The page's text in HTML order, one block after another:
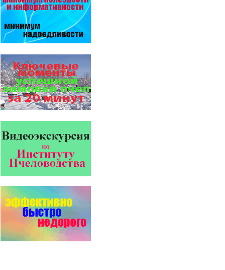
современное средство
для лечения варроатоза и
действует на два вида
клеща…
Препараты для лечения пчел
- это и высокая
эффективность, и безупречно
стабильные качество…
На рынке, где есть Варроадез
очень сложно приходится
конкурентным препаратам
конкуренцию ни по цене,…
Проблема варроатоза пчел
поочередное применение
препаратов ЗАО
АГРОБИОПРОМ: Апидез
Варроадез,Амипол-Т,…
Прополис играет решающую
роль в жизни пчелиной
семьи.
Он обеспечивает безупречную
чистоту улья, или древесного
дупла, где…